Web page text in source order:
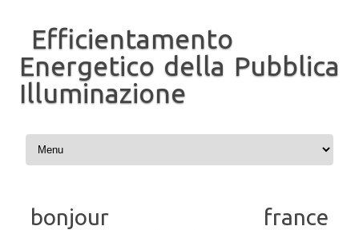
Efficientamento
Energetico della Pubblica
Illuminazione
Vai al contenuto
bonjour france